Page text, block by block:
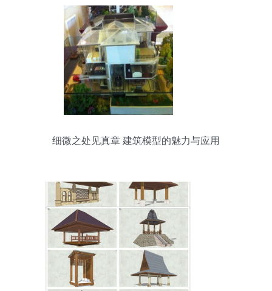
细微之处见真章 建筑模型的魅力与应用